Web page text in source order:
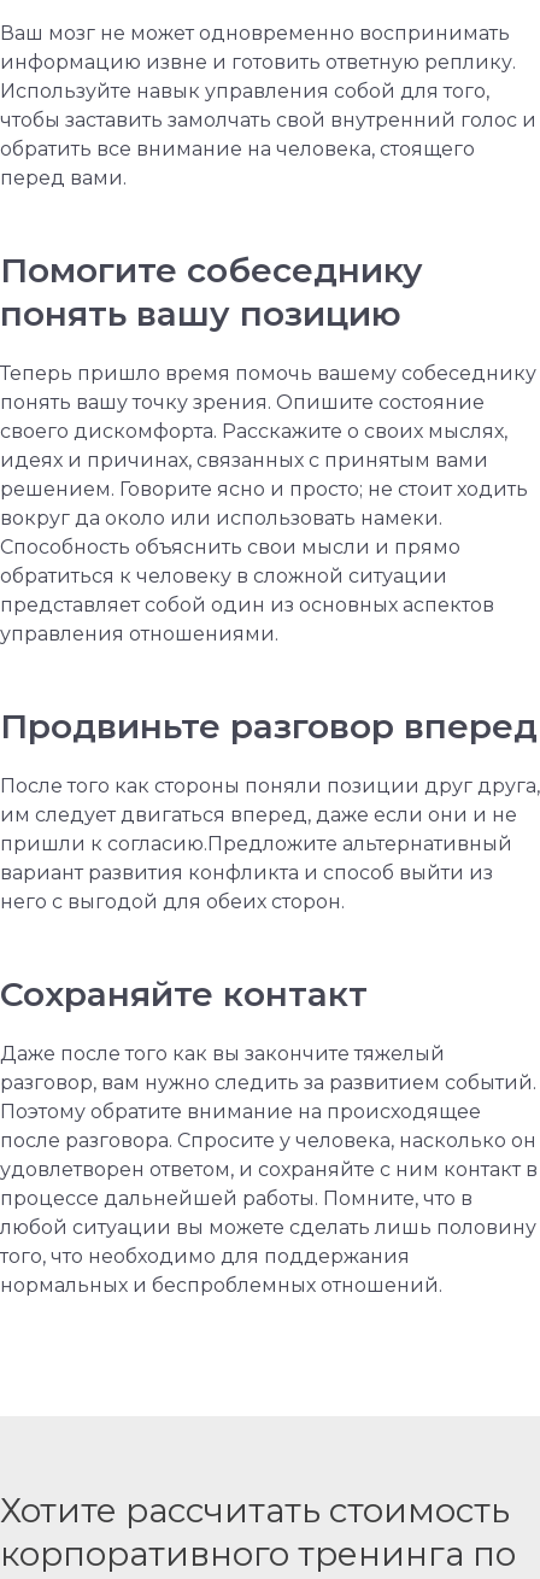
Ваш мозг не может одновременно воспринимать
информацию извне и готовить ответную реплику.
Используйте навык управления собой для того,
чтобы заставить замолчать свой внутренний голос и
обратить все внимание на человека, стоящего
перед вами.
Помогите собеседнику
понять вашу позицию
Теперь пришло время помочь вашему собеседнику
понять вашу точку зрения. Опишите состояние
своего дискомфорта. Расскажите о своих мыслях,
идеях и причинах, связанных с принятым вами
решением. Говорите ясно и просто; не стоит ходить
вокруг да около или использовать намеки.
Способность объяснить свои мысли и прямо
обратиться к человеку в сложной ситуации
представляет собой один из основных аспектов
управления отношениями.
Продвиньте разговор вперед
После того как стороны поняли позиции друг друга,
им следует двигаться вперед, даже если они и не
пришли к согласию.Предложите альтернативный
вариант развития конфликта и способ выйти из
него с выгодой для обеих сторон.
Сохраняйте контакт
Даже после того как вы закончите тяжелый
разговор, вам нужно следить за развитием событий.
Поэтому обратите внимание на происходящее
после разговора. Спросите у человека, насколько он
удовлетворен ответом, и сохраняйте с ним контакт в
процессе дальнейшей работы. Помните, что в
любой ситуации вы можете сделать лишь половину
того, что необходимо для поддержания
нормальных и беспроблемных отношений.
Хотите рассчитать стоимость
корпоративного тренинга по